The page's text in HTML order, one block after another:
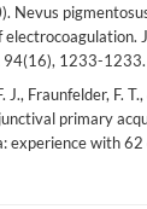
Nevus
electrocoagulation.
94(16), 1233-1233.
J., Fraunfelder, F.
primary
experience with 62